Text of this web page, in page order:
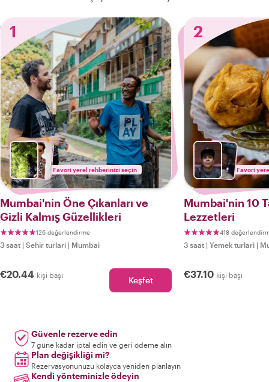
1
Favori yerel rehberinizi seçin
Mumbai'nin Öne Çıkanları ve
Gizli Kalmış Güzellikleri
126 değerlendirme
3 saat | Sehir turlari | Mumbai
€20.44 kişi başı Keşfet
2
Favori
Mumbai'nin 10
Lezzetleri
418
3 saat | Yemek turlari |
€37.10 kişi başı
Güvenle rezerve edin
7 güne kadar iptal edin ve geri ödeme alın
Plan değişikliği mi?
Rezervasyonunuzu kolayca yeniden planlayın
Kendi yönteminizle ödeyin